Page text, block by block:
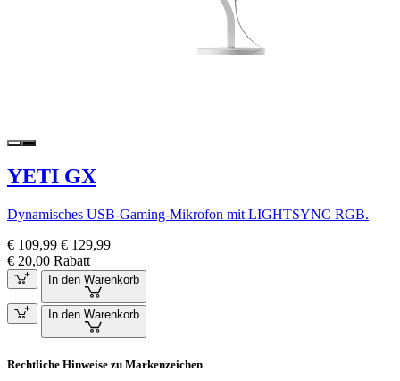
YETI GX
Dynamisches USB-Gaming-Mikrofon mit LIGHTSYNC RGB.
€ 109,99 € 129,99
€ 20,00 Rabatt
In den Warenkorb
In den Warenkorb
Rechtliche Hinweise zu Markenzeichen